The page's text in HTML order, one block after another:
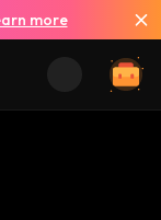
more